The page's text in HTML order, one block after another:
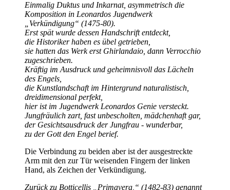
Einmalig Duktus und Inkarnat, asymmetrisch die
Komposition in Leonardos Jugendwerk
Verkündigung
(1475-80).
Erst spät wurde dessen Handschrift entdeckt,
die Historiker haben es übel getrieben,
sie hatten das Werk erst Ghirlandaio, dann Verrocchio
zugeschrieben.
Kräftig im Ausdruck und geheimnisvoll das Lächeln
des Engels,
die Kunstlandschaft im Hintergrund naturalistisch,
dreidimensional perfekt,
hier ist im Jugendwerk Leonardos Genie versteckt.
Jungfräulich zart, fast unbescholten, mädchenhaft gar,
der Gesichtsausdruck der Jungfrau - wunderbar,
zu der Gott den Engel berief.
Die Verbindung zu beiden aber ist der ausgestreckte
Arm mit den zur Tür weisenden Fingern der linken
Hand, als Zeichen der Verkündigung.
Zurück zu Botticellis
Primavera, (1482-83) genannt